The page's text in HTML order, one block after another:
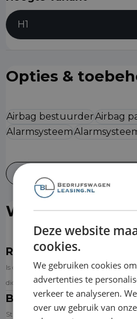
H1
Opties &
Airbag bestuurderAirbag
Alarmsysteem
Alles bekijken
Wat is er
Reparatie & onderhoud
Is de auto toe aan onderhoud? Dan
dichtstbijzijnde aangesloten garage via
Banden
Standaard wordt de auto op premium
Deze website
cookies.
We gebruiken cookies
advertenties te
verkeer te analyseren.
over uw gebruik van